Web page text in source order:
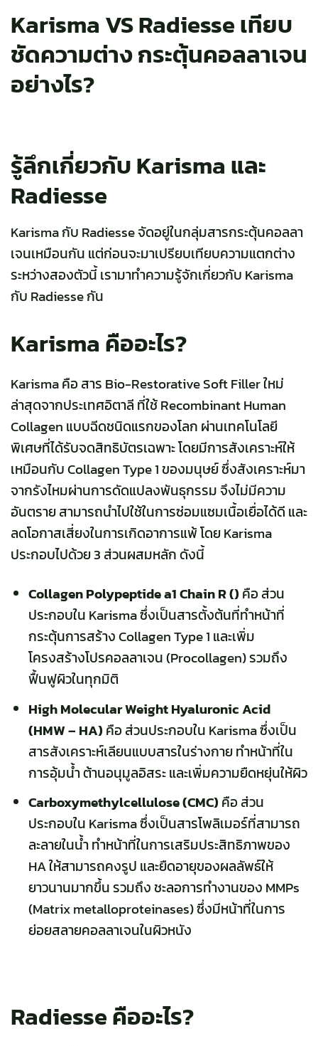
Karisma VS Radiesse เทียบ
ชัดความต่าง กระตุ้นคอลลาเจน
อย่างไร?
รู้ลึกเกี่ยวกับ Karisma และ
Radiesse
Karisma กับ Radiesse จัดอยู่ในกลุ่มสารกระตุ้นคอลลา
เจนเหมือนกัน แต่ก่อนจะมาเปรียบเทียบความแตกต่าง
ระหว่างสองตัวนี้ เรามาทำความรู้จักเกี่ยวกับ Karisma
กับ Radiesse กัน
Karisma คืออะไร?
Karisma คือ สาร Bio-Restorative Soft Filler ใหม่
ล่าสุดจากประเทศอิตาลี ที่ใช้ Recombinant Human
Collagen แบบฉีดชนิดแรกของโลก ผ่านเทคโนโลยี
พิเศษที่ได้รับจดสิทธิบัตรเฉพาะ โดยมีการสังเคราะห์ให้
เหมือนกับ Collagen Type 1 ของมนุษย์ ซึ่งสังเคราะห์มา
จากรังไหมผ่านการดัดแปลงพันธุกรรม จึงไม่มีความ
อันตราย สามารถนำไปใช้ในการซ่อมแซมเนื้อเยื่อได้ดี และ
ลดโอกาสเสี่ยงในการเกิดอาการแพ้ โดย Karisma
ประกอบไปด้วย 3 ส่วนผสมหลัก ดังนี้
Collagen Polypeptide a1 Chain R ()คือ ส่วน
ประกอบใน Karisma ซึ่งเป็นสารตั้งต้นที่ทำหน้าที่
กระตุ้นการสร้าง Collagen Type 1 และเพิ่ม
โครงสร้างโปรคอลลาเจน (Procollagen) รวมถึง
ฟื้นฟูผิวในทุกมิติ
High Molecular Weight Hyaluronic Acid
(HMW – HA)คือ ส่วนประกอบใน Karisma ซึ่งเป็น
สารสังเคราะห์เลียนแบบสารในร่างกาย ทำหน้าที่ใน
การอุ้มน้ำ ต้านอนุมูลอิสระ และเพิ่มความยืดหยุ่นให้ผิว
Carboxymethylcellulose (CMC)คือ ส่วน
ประกอบใน Karisma ซึ่งเป็นสารโพลิเมอร์ที่สามารถ
ละลายในน้ำ ทำหน้าที่ในการเสริมประสิทธิภาพของ
HA ให้สามารถคงรูป และยืดอายุของผลลัพธ์ให้
ยาวนานมากขึ้น รวมถึง ชะลอการทำงานของ MMPs
(Matrix metalloproteinases) ซึ่งมีหน้าที่ในการ
ย่อยสลายคอลลาเจนในผิวหนัง
Radiesse คืออะไร?